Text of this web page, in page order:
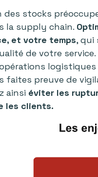
des stocks
la supply chain.
et votre temps, qui
de votre
faites preuve de
ainsi éviter les
les clients.